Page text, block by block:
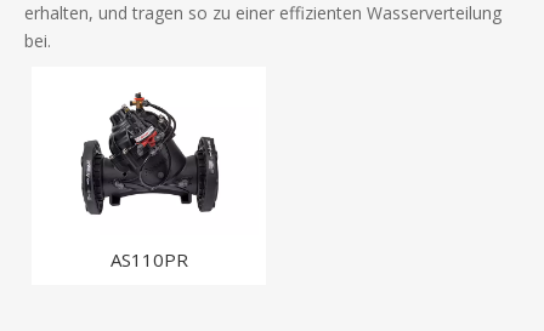
erhalten, und tragen so zu einer effizienten Wasserverteilung
bei.
AS110PR